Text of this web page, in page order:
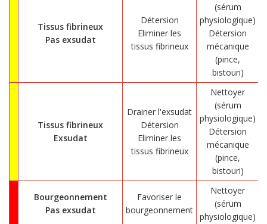
Tissus fibrineux
Pas exsudat
Détersion
Eliminer les
tissus fibrineux
(sérum
physiologique)
Détersion
mécanique
(pince,
bistouri)
Tissus fibrineux
Exsudat
Drainer l'exsudat
Détersion
Eliminer les
tissus fibrineux
Nettoyer
(sérum
physiologique)
Détersion
mécanique
(pince,
bistouri)
Bourgeonnement
Pas exsudat
Favoriser le
bourgeonnement
Nettoyer
(sérum
physiologique)